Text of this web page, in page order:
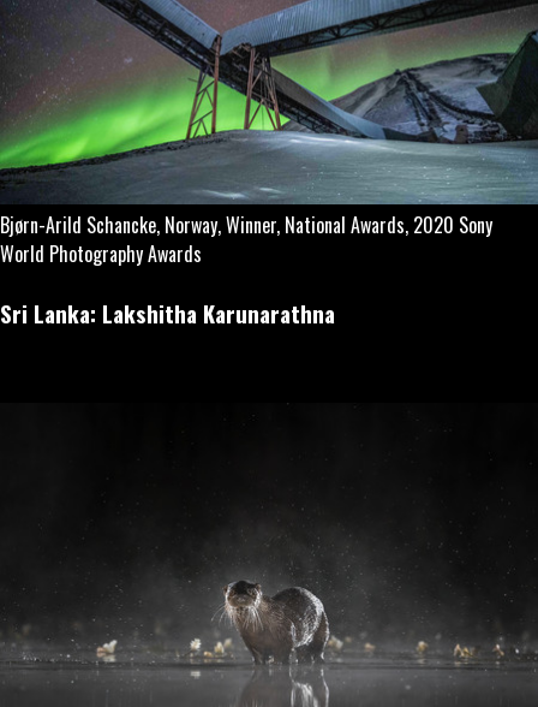
Bjørn-Arild Schancke, Norway, Winner, National Awards, 2020 Sony
World Photography Awards
Sri Lanka: Lakshitha Karunarathna